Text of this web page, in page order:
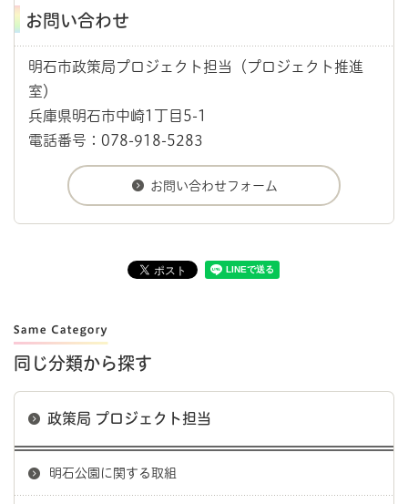
お問い合わせ
明石市政策局プロジェクト担当（プロジェクト推進
室）
兵庫県明石市中崎1丁目5-1
電話番号：078-918-5283
同じ分類から探す
政策局 プロジェクト担当
明石公園に関する取組